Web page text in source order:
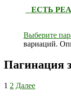
ЕСТЬ
Выберите
вариаций.
Пагинация
1 2 Далее